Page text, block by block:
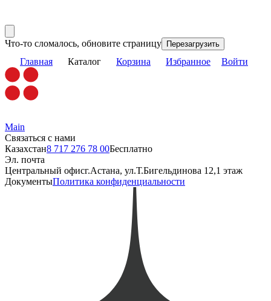
Что-то сломалось, обновите страницу Перезагрузить
Главная Каталог Корзина Избранное Войти
Main
Связаться с нами
Казахстан8 717 276 78 00Бесплатно
Эл. почта
Центральный офисг.Астана, ул.Т.Бигельдинова 12,1 этаж
ДокументыПолитика конфиденциальности